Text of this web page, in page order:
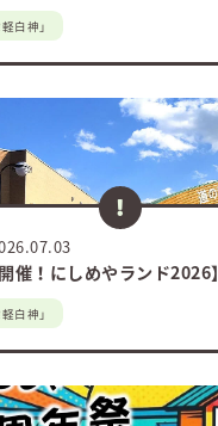
白神」
催！にしめやランド2026】
白神」